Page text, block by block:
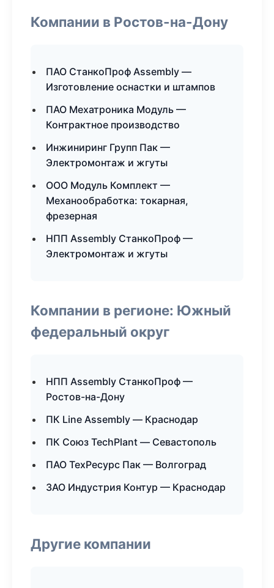
Компании в Ростов-на-Дону
ПАО СтанкоПроф Assembly —
Изготовление оснастки и штампов
ПАО Мехатроника Модуль —
Контрактное производство
Инжиниринг Групп Пак —
Электромонтаж и жгуты
ООО Модуль Комплект —
Механообработка: токарная,
фрезерная
НПП Assembly СтанкоПроф —
Электромонтаж и жгуты
Компании в регионе: Южный
федеральный округ
НПП Assembly СтанкоПроф —
Ростов-на-Дону
ПК Line Assembly — Краснодар
ПК Союз TechPlant — Севастополь
ПАО ТехРесурс Пак — Волгоград
ЗАО Индустрия Контур — Краснодар
Другие компании